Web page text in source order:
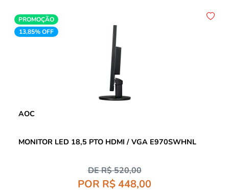
PROMOÇÃO
13,85% OFF
AOC
MONITOR LED 18,5 PTO HDMI / VGA E970SWHNL
DE R$ 520,00
POR R$ 448,00